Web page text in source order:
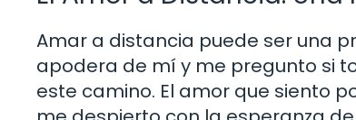
Amar a distancia puede ser una
apodera de mí y me pregunto si
este camino. El amor que siento